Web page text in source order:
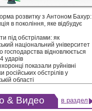
розвитку з Антоном Бахур:
в покоління, яке відбудує
під обстрілами: як
національний університет
господарства відновлюється
ударів
показали руйнівні
російських обстрілів у
області
& Видео в раздел